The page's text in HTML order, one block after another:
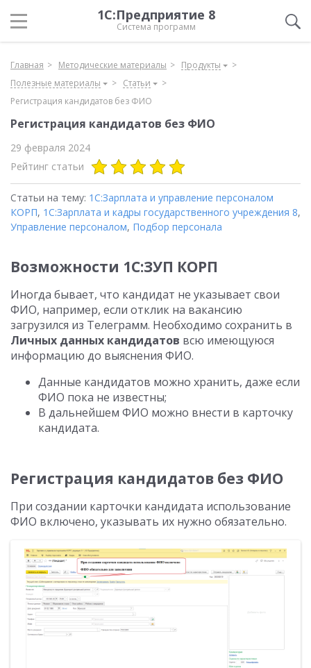
1С:Предприятие 8
Система программ
Главная Методические материалы
Продукты
Полезные материалы
Статьи
Регистрация кандидатов без ФИО
Регистрация кандидатов без ФИО
29 февраля 2024
Рейтинг статьи
Статьи на тему: 1С:Зарплата и управление персоналом
КОРП, 1С:Зарплата и кадры государственного учреждения 8,
Управление персоналом, Подбор персонала
Возможности 1С:ЗУП КОРП
Иногда бывает, что кандидат не указывает свои
ФИО, например, если отклик на вакансию
загрузился из Телеграмм. Необходимо сохранить в
Личных данных кандидатов всю имеющуюся
информацию до выяснения ФИО.
Данные кандидатов можно хранить, даже если
ФИО пока не известны;
В дальнейшем ФИО можно внести в карточку
кандидата.
Регистрация кандидатов без ФИО
При создании карточки кандидата использование
ФИО включено, указывать их нужно обязательно.